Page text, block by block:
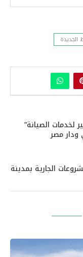
الجديدة
لخدمات الصيانة”
ودار مصر
الجارية بمدينة